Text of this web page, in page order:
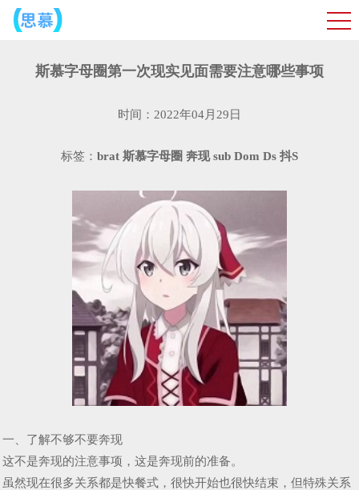
斯慕字母圈第一次现实见面需要注意哪些事项
时间：2022年04月29日
标签： brat 斯慕字母圈 奔现 sub Dom Ds 抖S
一、了解不够不要奔现
这不是奔现的注意事项，这是奔现前的准备。
虽然现在很多关系都是快餐式，很快开始也很快结束，但特殊关系